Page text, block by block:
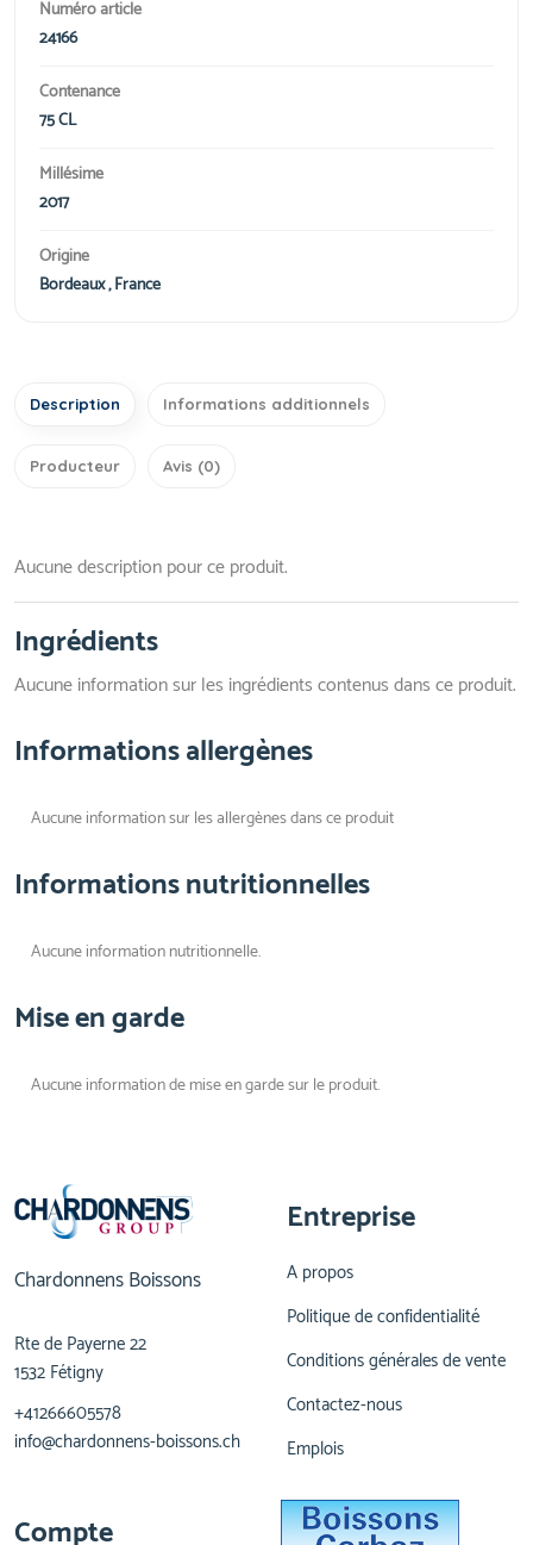
Numéro article
24166
Contenance
75 CL
Millésime
2017
Origine
Bordeaux , France
Description Informations additionnels
Producteur Avis (0)
Aucune description pour ce produit.
Ingrédients
Aucune information sur les ingrédients contenus dans ce produit.
Informations allergènes
Aucune information sur les allergènes dans ce produit
Informations nutritionnelles
Aucune information nutritionnelle.
Mise en garde
Aucune information de mise en garde sur le produit.
Chardonnens Boissons
Rte de Payerne 22
1532 Fétigny
+41266605578
info@chardonnens-boissons.ch
Entreprise
A propos
Politique de confidentialité
Conditions générales de vente
Contactez-nous
Emplois
Compte